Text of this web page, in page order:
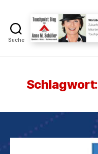
Suche
Schlagwort: